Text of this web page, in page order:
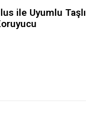
ile Uyumlu Taşlı